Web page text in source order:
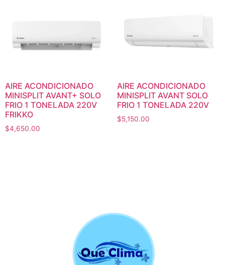
AIRE ACONDICIONADO
MINISPLIT AVANT+ SOLO
FRIO 1 TONELADA 220V
FRIKKO
$4,650.00
AIRE ACONDICIONADO
MINISPLIT AVANT SOLO
FRIO 1 TONELADA 220V
$5,150.00